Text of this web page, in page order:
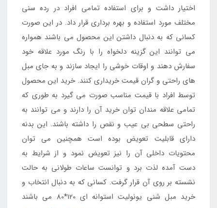
اختیار داشت و برای استفاده تمامی افراد در رده سنی
مختلف مورد استفاده و بهره برداری قرار داد. در این صورت
کسانی که به دنبال داشتن این محصول می باشند همواره
می توانند این گزینه دلخواه را با رنگ مورد علاقه خود
سفارش دهند و اوقات خوشی را ایجاد سازند و به جای مبل
های راحتی و گران قیمت خریداری کنند. خرید این محصول
توسط افراد با قیمت مناسب صورت می گیرد به طوری که
تمامی علاقه مندان توان خرید آن را دارند و می توانند به
راحتی سطحی بی عیب و نقص را داشته باشند. این بدنه
دارای قابلیت تعویض بوده است همچنین می توان
محتویات داخلی آن را نیز تعویض نمود و از شرایط به
دست آمده لذت برد و توانست ساعات طولانی به حالت
نشسته بر روی آن قرار گرفت. کسانی که به دنبال انتخاب و
خرید مبل شنی یونولیت استوانه ای 120*80 می باشند